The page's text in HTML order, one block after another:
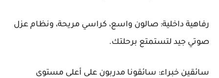
رفاهية داخلية: صالون واسع، كراسي مريحة، ونظام عزل
صوتي جيد لتستمتع برحلتك.
سائقين خبراء: سائقونا مدربون على أعلى مستوى